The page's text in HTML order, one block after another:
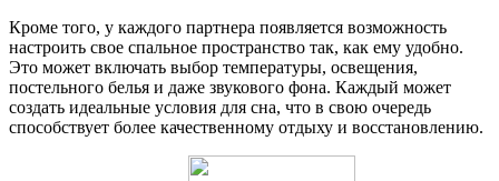
Кроме того, у каждого партнера появляется возможность
настроить свое спальное пространство так, как ему удобно.
Это может включать выбор температуры, освещения,
постельного белья и даже звукового фона. Каждый может
создать идеальные условия для сна, что в свою очередь
способствует более качественному отдыху и восстановлению.